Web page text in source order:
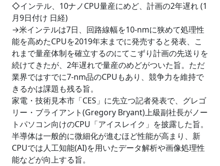
◇インテル、10ナノCPU量産にめど、計画の2年遅れ (1
月9日付け 日経)
→米インテルは7日、回路線幅を10-nmに狭めて処理性
能を高めたCPUを2019年末までに発売すると発表、こ
れまで量産体制を確立するのにてこずり計画の先送りを
続けてきたが、2年遅れで量産のめどがついた旨。ただ
業界ではすでに7-nm品のCPUもあり、競争力を維持で
きるかは課題も残る旨。
家電・技術見本市「CES」に先立つ記者発表で、グレゴ
リー・ブライアント(Gregory Bryant)上級副社長がノー
トパソコン向けのCPU「アイスレイク」を披露した旨。
半導体は一般的に微細化が進むほど性能が高まり、新
CPUでは人工知能(AI)を用いたデータ解析や画像処理性
能などが向上する旨。